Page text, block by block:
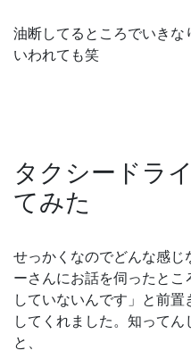
油断してるところでいきな
いわれても笑
タクシードラ
てみた
せっかくなのでどんな感
ーさんにお話を伺ったと
していないんです」と前
してくれました。知って
と、